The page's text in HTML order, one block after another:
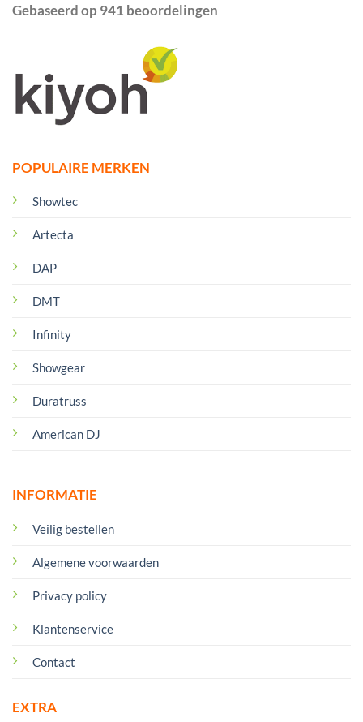
POPULAIRE MERKEN
Showtec
Artecta
DAP
DMT
Infinity
Showgear
Duratruss
American DJ
INFORMATIE
Veilig bestellen
Algemene voorwaarden
Privacy policy
Klantenservice
Contact
EXTRA
Gebaseerd op 941 beoordelingen